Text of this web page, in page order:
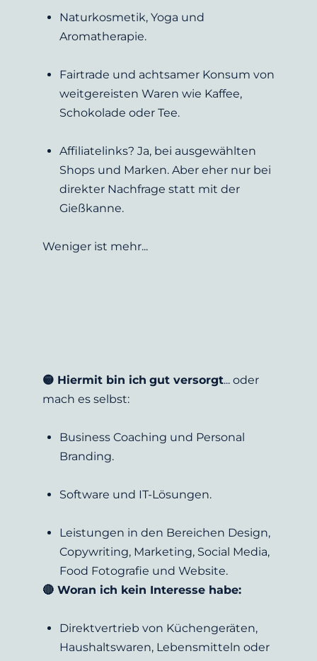
Naturkosmetik, Yoga und
Aromatherapie.
Fairtrade und achtsamer Konsum von
weitgereisten Waren wie Kaffee,
Schokolade oder Tee.
Affiliatelinks? Ja, bei ausgewählten
Shops und Marken. Aber eher nur bei
direkter Nachfrage statt mit der
Gießkanne.
Weniger ist mehr...
🟡 Hiermit bin ich gut versorgt... oder
mach es selbst:
Business Coaching und Personal
Branding.
Software und IT-Lösungen.
Leistungen in den Bereichen Design,
Copywriting, Marketing, Social Media,
Food Fotografie und Website.
🔴 Woran ich kein Interesse habe:
Direktvertrieb von Küchengeräten,
Haushaltswaren, Lebensmitteln oder